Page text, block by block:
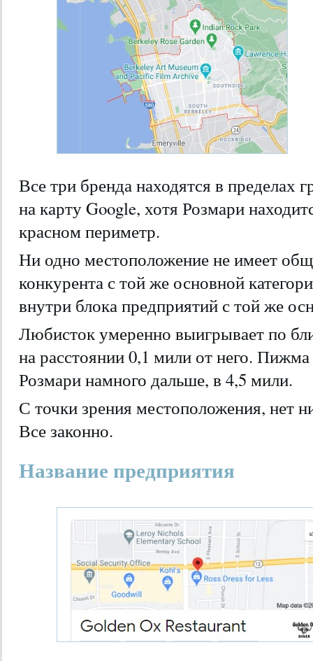
Все три бренда находятся в пределах
на карту Google, хотя Розмари
красном периметр.
Ни одно местоположение не имеет
конкурента с той же основной
внутри блока предприятий с той же
Любисток умеренно выигрывает по
на расстоянии 0,1 мили от него.
Розмари намного дальше, в 4,5 мили.
С точки зрения местоположения, нет
Все законно.
Название предприятия